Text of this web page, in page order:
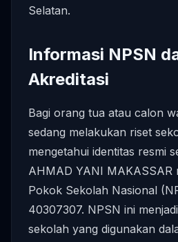
Selatan.
Informasi NPSN
Akreditasi
Bagi orang tua atau calon
sedang melakukan riset
mengetahui identitas resmi
AHMAD YANI MAKASSAR
Pokok Sekolah Nasional
40307307. NPSN ini
sekolah yang digunakan